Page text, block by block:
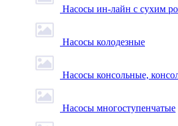
Насосы ин-лайн с сухим
Насосы колодезные
Насосы консольные,
Насосы многоступенчатые